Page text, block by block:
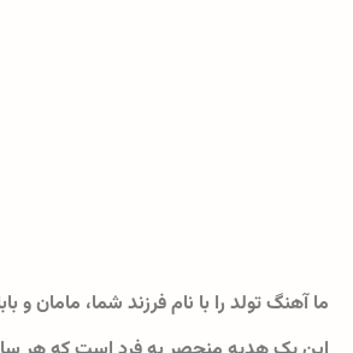
ما آهنگ تولد را با نام فرزند شما، مامان و